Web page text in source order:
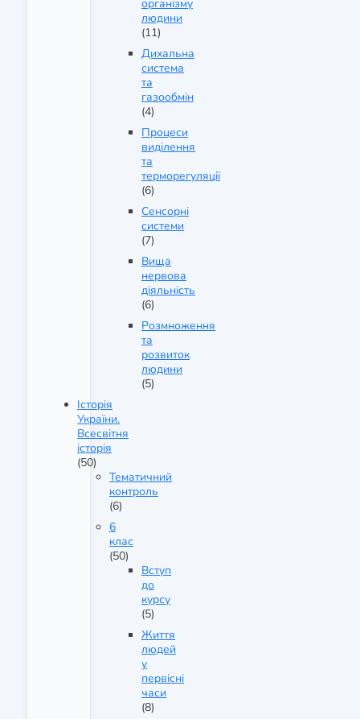
організму
людини
(11)
Дихальна
система
та
газообмін
(4)
Процеси
виділення
та
терморегуляції
(6)
Сенсорні
системи
(7)
Вища
нервова
діяльність
(6)
Розмноження
та
розвиток
людини
(5)
Історія
України.
Всесвітня
історія
(50)
Тематичний
контроль
(6)
6
клас
(50)
Вступ
до
курсу
(5)
Життя
людей
у
первісні
часи
(8)